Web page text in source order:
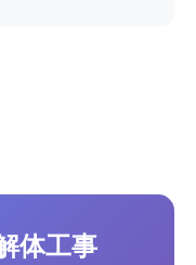
体工事